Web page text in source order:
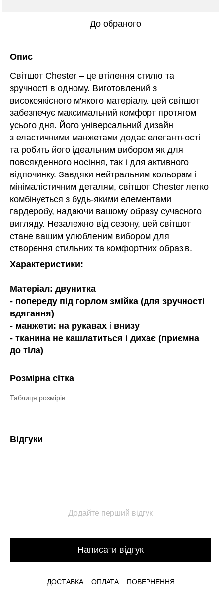
До обраного
Опис
Світшот Chester – це втілення стилю та
зручності в одному. Виготовлений з
високоякісного м'якого матеріалу, цей світшот
забезпечує максимальний комфорт протягом
усього дня. Його універсальний дизайн
з еластичними манжетами додає елегантності
та робить його ідеальним вибором як для
повсякденного носіння, так і для активного
відпочинку. Завдяки нейтральним кольорам і
мінімалістичним деталям, світшот Chester легко
комбінується з будь-якими елементами
гардеробу, надаючи вашому образу сучасного
вигляду. Незалежно від сезону, цей світшот
стане вашим улюбленим вибором для
створення стильних та комфортних образів.
Характеристики:
Матеріал: двунитка
- попереду під горлом змійка (для зручності
вдягання)
- манжети: на рукавах і внизу
- тканина не кашлатиться і дихає (приємна
до тіла)
Розмірна сітка
Таблиця розмірів
Відгуки
Додайте перший відгук
Написати відгук
ДОСТАВКА ОПЛАТА ПОВЕРНЕННЯ